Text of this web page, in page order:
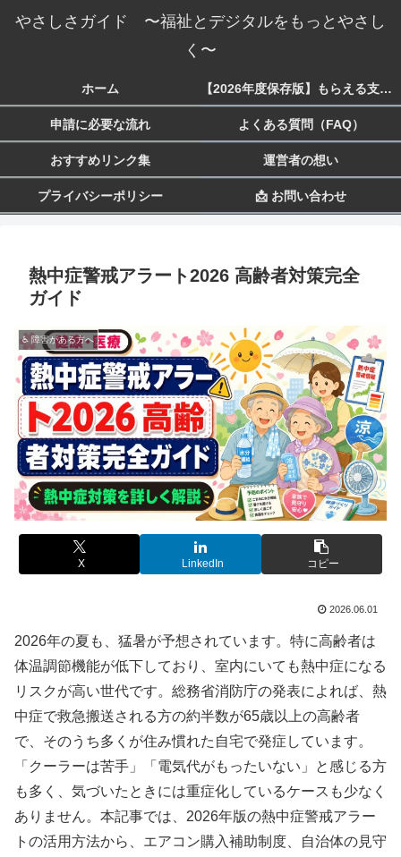
やさしさガイド 〜福祉とデジタルをもっとやさし
く〜
ホーム 【2026年度保存版】もらえる支援一覧 生活・子育て・障害・就労まで
申請に必要な流れ よくある質問（FAQ）
おすすめリンク集 運営者の想い
プライバシーポリシー 📩 お問い合わせ
熱中症警戒アラート2026 高齢者対策完全
ガイド
♿ 障害がある方へ
X LinkedIn コピー
2026.06.01
2026年の夏も、猛暑が予想されています。特に高齢者は
体温調節機能が低下しており、室内にいても熱中症になる
リスクが高い世代です。総務省消防庁の発表によれば、熱
中症で救急搬送される方の約半数が65歳以上の高齢者
で、そのうち多くが住み慣れた自宅で発症しています。
「クーラーは苦手」「電気代がもったいない」と感じる方
も多く、気づいたときには重症化しているケースも少なく
ありません。本記事では、2026年版の熱中症警戒アラー
トの活用方法から、エアコン購入補助制度、自治体の見守